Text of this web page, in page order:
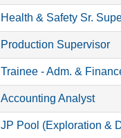
Health & Safety Sr.
Production Supervisor
Trainee - Adm. &
Accounting Analyst
JP Pool (Exploration &